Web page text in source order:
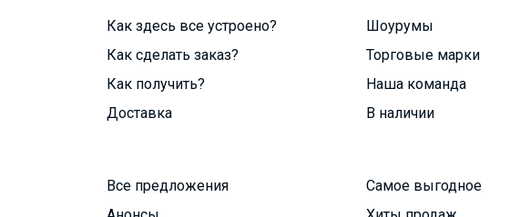
Как здесь все устроено?
Как сделать заказ?
Как получить?
Доставка
Шоурумы
Торговые марки
Наша команда
В наличии
Все предложения
Самое выгодное